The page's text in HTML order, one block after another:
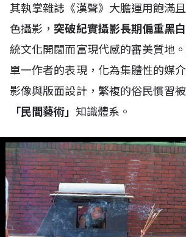
其執掌雜誌《漢聲》大膽運用飽滿
色攝影， 突破紀實攝影長期偏重黑
統文化開闊而富現代感的審美質地
單一作者的表現，化為集體性的媒
影像與版面設計，繁複的俗民慣習
「民間藝術」 知識體系。